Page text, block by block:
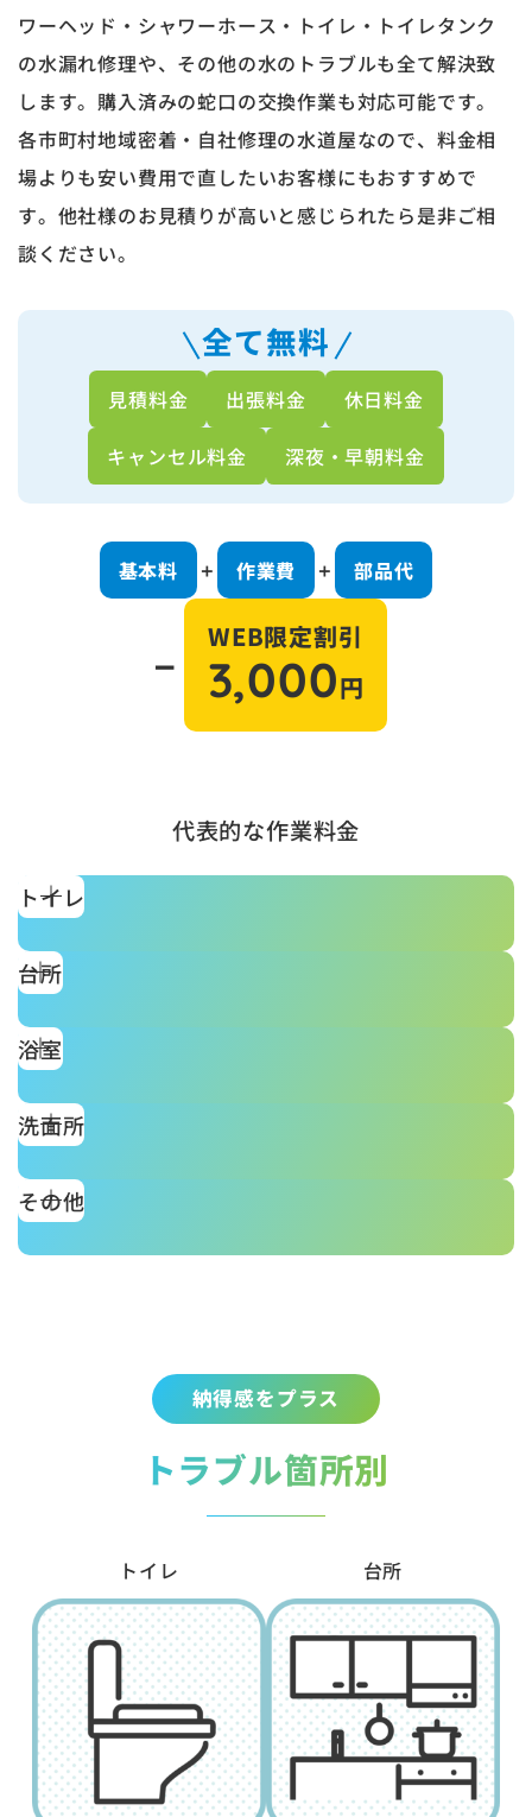
ワーヘッド・シャワーホース・トイレ・トイレタンク
の水漏れ修理や、その他の水のトラブルも全て解決致
します。購入済みの蛇口の交換作業も対応可能です。
各市町村地域密着・自社修理の水道屋なので、料金相
場よりも安い費用で直したいお客様にもおすすめで
す。他社様のお見積りが高いと感じられたら是非ご相
談ください。
見積料金 出張料金
休日料金
キャンセル料金
深夜・早朝料金
全て無料
基本料 ＋ 作業費 ＋ 部品代
－
WEB限定割引
3,000円
代表的な作業料金
トイレ
台所
浴室
洗面所
その他
納得感をプラス
トラブル箇所別
トイレ 台所